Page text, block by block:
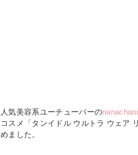
人気美容系ユーチューバーの
コスメ「タンイドル ウルトラ ウェア
めました。